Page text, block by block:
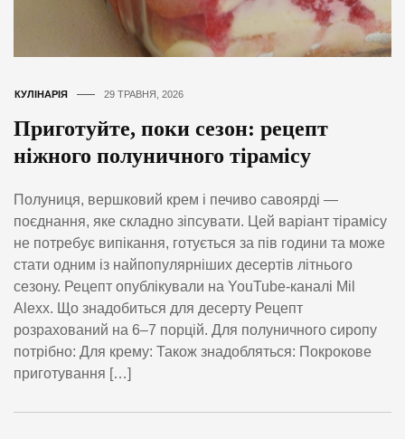
КУЛІНАРІЯ 29 ТРАВНЯ, 2026
Приготуйте, поки сезон: рецепт
ніжного полуничного тірамісу
Полуниця, вершковий крем і печиво савоярді —
поєднання, яке складно зіпсувати. Цей варіант тірамісу
не потребує випікання, готується за пів години та може
стати одним із найпопулярніших десертів літнього
сезону. Рецепт опублікували на YouTube-каналі Mil
Alexx. Що знадобиться для десерту Рецепт
розрахований на 6–7 порцій. Для полуничного сиропу
потрібно: Для крему: Також знадобляться: Покрокове
приготування […]